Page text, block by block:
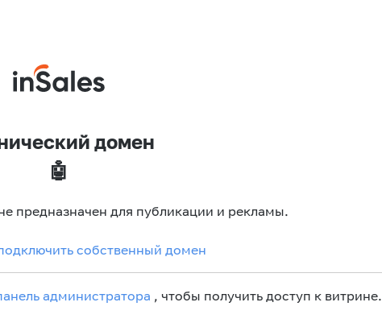
домен
🤖
предназначен для публикации и рекламы.
собственный домен
администратора , чтобы получить доступ к витрине.